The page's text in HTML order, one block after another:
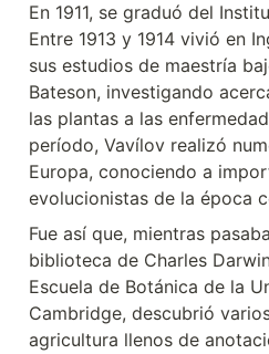
En 1911, se graduó del
Entre 1913 y 1914 vivió en
sus estudios de maestría
Bateson, investigando
las plantas a las
período, Vavílov realizó
Europa, conociendo a
evolucionistas de la época
Fue así que, mientras
biblioteca de Charles
Escuela de Botánica de la
Cambridge, descubrió
agricultura llenos de